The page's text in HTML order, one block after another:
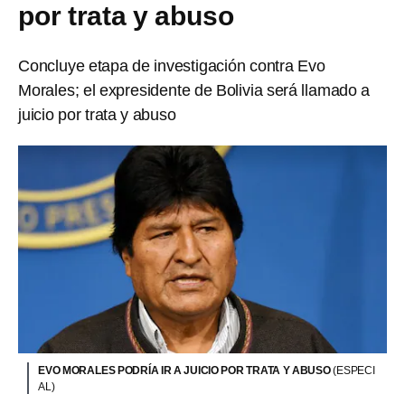
por trata y abuso
Concluye etapa de investigación contra Evo
Morales; el expresidente de Bolivia será llamado a
juicio por trata y abuso
EVO MORALES PODRÍA IR A JUICIO POR TRATA Y ABUSO(ESPECI
AL)